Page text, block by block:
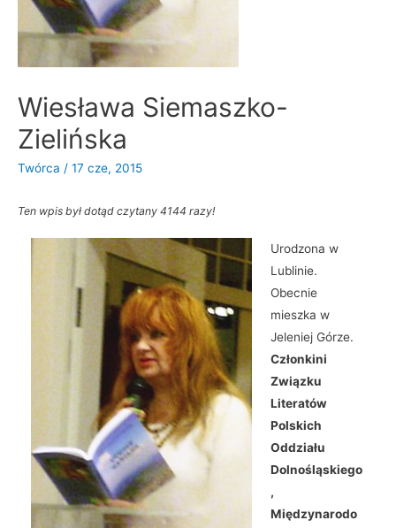
Wiesława Siemaszko-
Zielińska
Twórca / 17 cze, 2015
Ten wpis był dotąd czytany 4144 razy!
Urodzona w
Lublinie.
Obecnie
mieszka w
Jeleniej Górze.
Członkini
Związku
Literatów
Polskich
Oddziału
Dolnośląskiego
,
Międzynarodo